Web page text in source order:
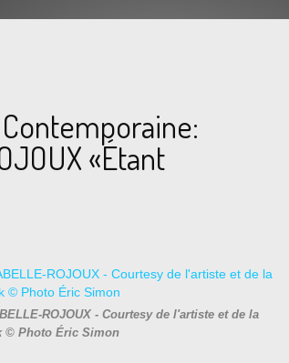
«Étant
ROJOUX - Courtesy de l'artiste et de la
© Photo Éric Simon